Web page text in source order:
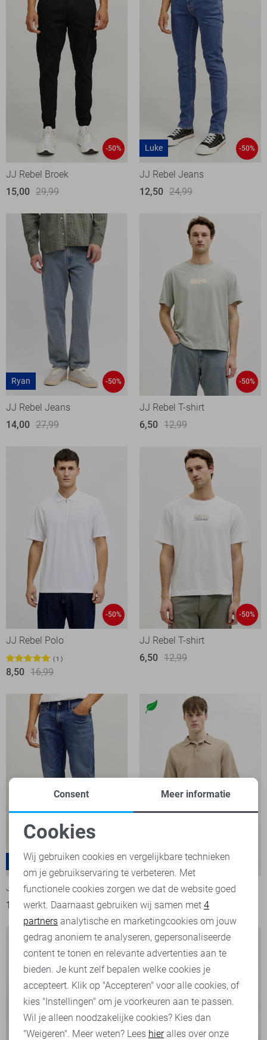
-50%
JJ Rebel Broek
15,00 29,99
Luke -50%
JJ Rebel Jeans
12,50 24,99
Ryan -50%
JJ Rebel Jeans
14,00 27,99
-50%
JJ Rebel T-shirt
6,50 12,99
-50%
JJ Rebel Polo
1
8,50 16,99
-50%
JJ Rebel T-shirt
6,50 12,99
Adam -50%
JJ Rebel Jeans
14,00 27,99
JJ Rebel Polo
11,50 22,99
Noodzakelijke cookies
Personalisatie cookies
Analytische cookies
Marketing cookies
Consent Meer informatie
Cookies
Wij gebruiken cookies en vergelijkbare technieken
om je gebruikservaring te verbeteren. Met
functionele cookies zorgen we dat de website goed
werkt. Daarnaast gebruiken wij samen met 4
partners analytische en marketingcookies om jouw
gedrag anoniem te analyseren, gepersonaliseerde
content te tonen en relevante advertenties aan te
bieden. Je kunt zelf bepalen welke cookies je
accepteert. Klik op "Accepteren" voor alle cookies, of
kies "Instellingen" om je voorkeuren aan te passen.
Wil je alleen noodzakelijke cookies? Kies dan
"Weigeren". Meer weten? Lees hieralles over onze